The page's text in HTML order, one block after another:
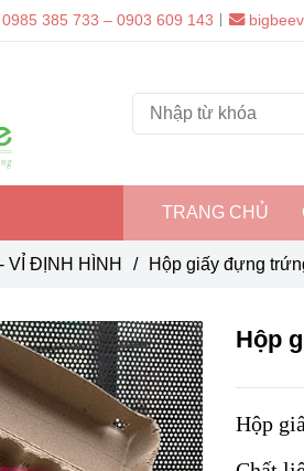
385 733 – 0903 609 143
TRANG CHỦ
VỈ ĐỊNH HÌNH / Hộp giấy đựng
Hộp
Hộp